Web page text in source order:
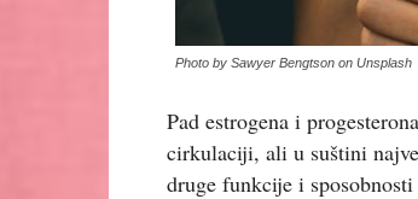
Photo by Sawyer Bengtson on Unsplash
Pad estrogena i
cirkulaciji, ali u suštini
druge funkcije i